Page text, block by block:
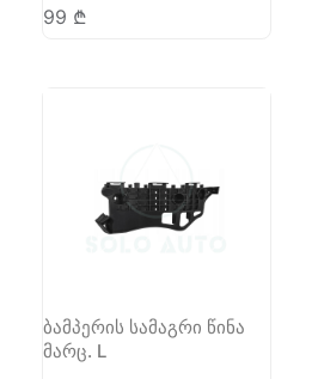
99 ₾
ბამპერის სამაგრი წინა
მარც. L